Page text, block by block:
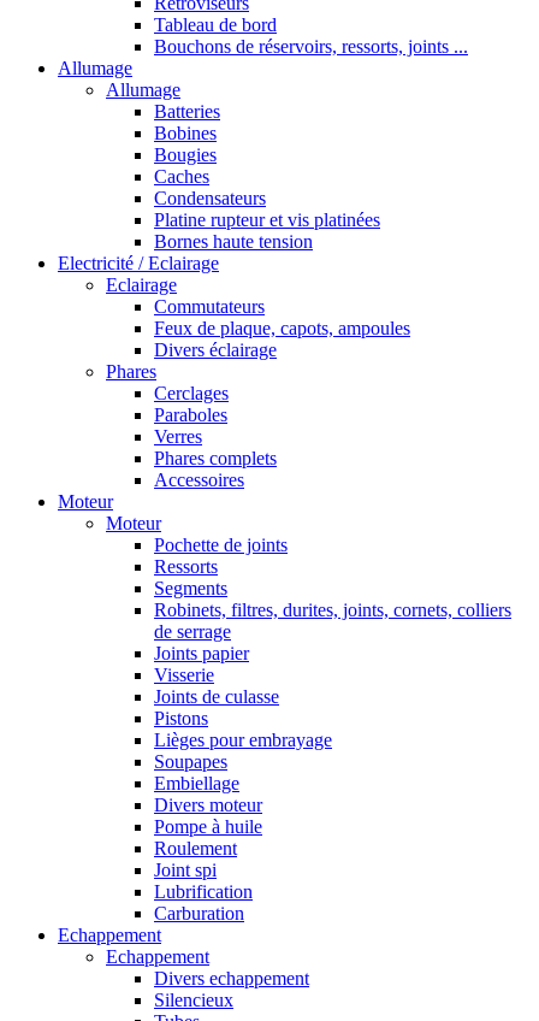
Tableau de bord
Bouchons de réservoirs, ressorts, joints ...
Allumage
Allumage
Batteries
Bobines
Bougies
Caches
Condensateurs
Platine rupteur et vis platinées
Bornes haute tension
Electricité / Eclairage
Eclairage
Commutateurs
Feux de plaque, capots, ampoules
Divers éclairage
Phares
Cerclages
Paraboles
Verres
Phares complets
Accessoires
Moteur
Moteur
Pochette de joints
Ressorts
Segments
Robinets, filtres, durites, joints, cornets, colliers
de serrage
Joints papier
Visserie
Joints de culasse
Pistons
Lièges pour embrayage
Soupapes
Embiellage
Divers moteur
Pompe à huile
Roulement
Joint spi
Lubrification
Carburation
Echappement
Echappement
Divers echappement
Silencieux